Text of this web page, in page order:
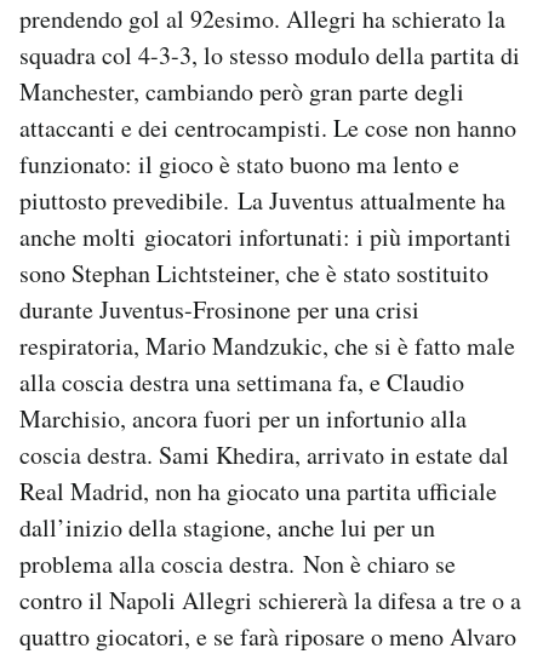
prendendo gol al 92esimo. Allegri ha schierato la
squadra col 4-3-3, lo stesso modulo della partita di
Manchester, cambiando però gran parte degli
attaccanti e dei centrocampisti. Le cose non hanno
funzionato: il gioco è stato buono ma lento e
piuttosto prevedibile. La Juventus attualmente ha
anche molti giocatori infortunati: i più importanti
sono Stephan Lichtsteiner, che è stato sostituito
durante Juventus-Frosinone per una crisi
respiratoria, Mario Mandzukic, che si è fatto male
alla coscia destra una settimana fa, e Claudio
Marchisio, ancora fuori per un infortunio alla
coscia destra. Sami Khedira, arrivato in estate dal
Real Madrid, non ha giocato una partita ufficiale
dall’inizio della stagione, anche lui per un
problema alla coscia destra. Non è chiaro se
contro il Napoli Allegri schiererà la difesa a tre o a
quattro giocatori, e se farà riposare o meno Alvaro